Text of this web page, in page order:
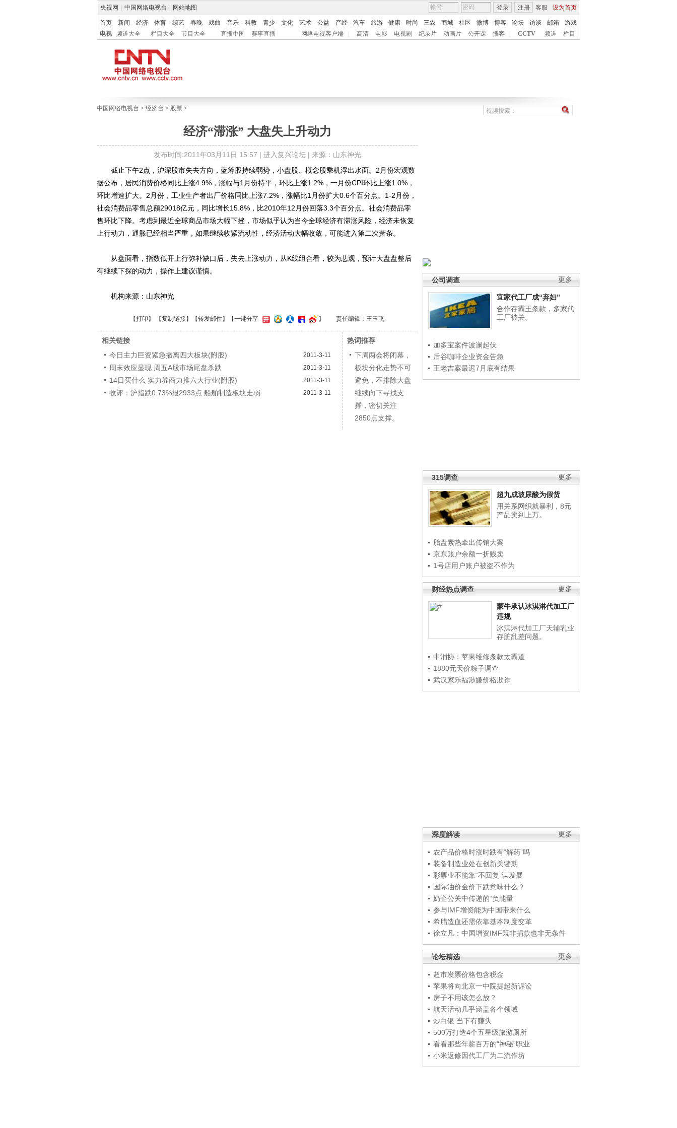
央视网 中国网络电视台 网站地图 客服 设为首页
登录 注册
首页 新闻 经济 体育 综艺 春晚 戏曲 音乐 科教 青少 文化 艺术 公益 产经 汽车 旅游 健康 时尚 三农 商城 社区 微博 博客 论坛 访谈 邮箱
游戏
电视
频道大全 栏目大全 节目大全 直播中国 赛事直播 网络电视客户端 高清 电影 电视剧 纪录片 动画片 公开课 播客 CCTV 频道 栏目
中国网络电视台 > 经济台 > 股票 >
经济“滞涨” 大盘失上升动力
发布时间:2011年03月11日 15:57 | 进入复兴论坛| 来源：山东神光
更多
公司调查
宜家代工厂成“弃妇”
合作存霸王条款，多家代
工厂被关。
加多宝案件波澜起伏
后谷咖啡企业资金告急
王老吉案最迟7月底有结果
更多
315调查
超九成玻尿酸为假货
用关系网织就暴利，8元
产品卖到上万。
胎盘素热牵出传销大案
京东账户余额一折贱卖
1号店用户账户被盗不作为
更多
财经热点调查
蒙牛承认冰淇淋代加工厂
违规
冰淇淋代加工厂天辅乳业
存脏乱差问题。
中消协：苹果维修条款太霸道
1880元天价粽子调查
武汉家乐福涉嫌价格欺诈
更多
深度解读
农产品价格时涨时跌有“解药”吗
装备制造业处在创新关键期
彩票业不能靠“不回复”谋发展
国际油价金价下跌意味什么？
奶企公关中传递的“负能量”
参与IMF增资能为中国带来什么
希腊造血还需依靠基本制度变革
徐立凡：中国增资IMF既非捐款也非无条件
更多
论坛精选
超市发票价格包含税金
苹果将向北京一中院提起新诉讼
房子不用该怎么放？
航天活动几乎涵盖各个领域
炒白银 当下有赚头
500万打造4个五星级旅游厕所
看看那些年薪百万的“神秘”职业
小米返修因代工厂为二流作坊
截止下午2点，沪深股市失去方向，蓝筹股持续弱势，小盘股、概念股乘机浮出水面。2月份宏观数
据公布，居民消费价格同比上涨4.9%，涨幅与1月份持平，环比上涨1.2%，一月份CPI环比上涨1.0%，
环比增速扩大。2月份，工业生产者出厂价格同比上涨7.2%，涨幅比1月份扩大0.6个百分点。1-2月份，
社会消费品零售总额29018亿元，同比增长15.8%，比2010年12月份回落3.3个百分点。社会消费品零
售环比下降。考虑到最近全球商品市场大幅下挫，市场似乎认为当今全球经济有滞涨风险，经济未恢复
上行动力，通胀已经相当严重，如果继续收紧流动性，经济活动大幅收敛，可能进入第二次萧条。
从盘面看，指数低开上行弥补缺口后，失去上涨动力，从K线组合看，较为悲观，预计大盘盘整后
有继续下探的动力，操作上建议谨慎。
机构来源：山东神光
【打印 】 【复制链接】【转发邮件】 【一键分享 】 责任编辑：王玉飞
相关链接
今日主力巨资紧急撤离四大板块(附股)
2011-3-11
周末效应显现 周五A股市场尾盘杀跌 2011-3-11
14日买什么 实力券商力推六大行业(附股) 2011-3-11
收评：沪指跌0.73%报2933点 船舶制造板块走弱 2011-3-11
热词推荐
下周两会将闭幕，
板块分化走势不可
避免，不排除大盘
继续向下寻找支
撑，密切关注
2850点支撑。